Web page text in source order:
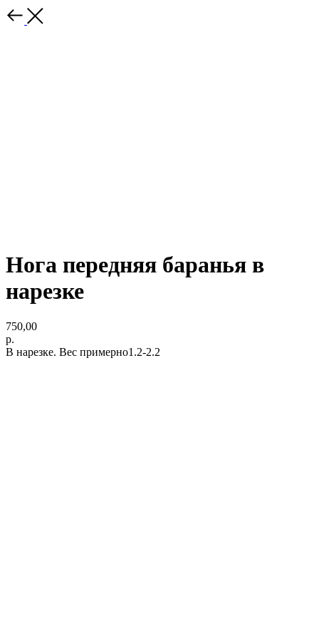
Нога передняя баранья в
нарезке
750,00
р.
В нарезке. Вес примерно1.2-2.2